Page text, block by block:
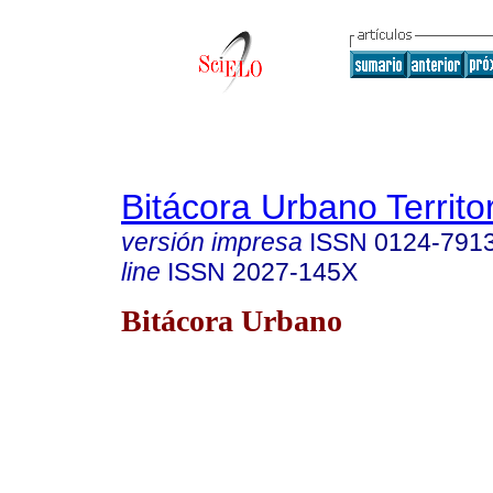
Bitácora Urbano
versión impresa ISSN 0124-
line ISSN 2027-145X
Bitácora Urbano